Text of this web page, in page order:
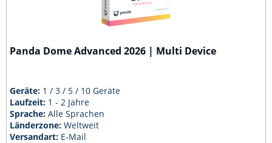
Panda Dome Advanced 2026 | Multi Device
Geräte: 1 / 3 / 5 / 10 Geräte
Laufzeit: 1 - 2 Jahre
Sprache:Alle Sprachen
Länderzone:Weltweit
Versandart: E-Mail